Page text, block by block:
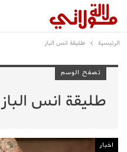
الرئيسية طليقة انس الباز
تصفح الوسم
طليقة انس الباز
اخبار